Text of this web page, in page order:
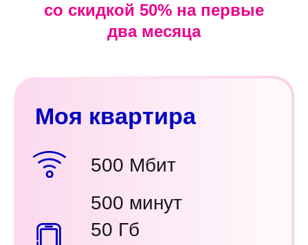
со скидкой 50% на первые
два месяца
Моя квартира
500 Мбит
500 минут
50 Гб